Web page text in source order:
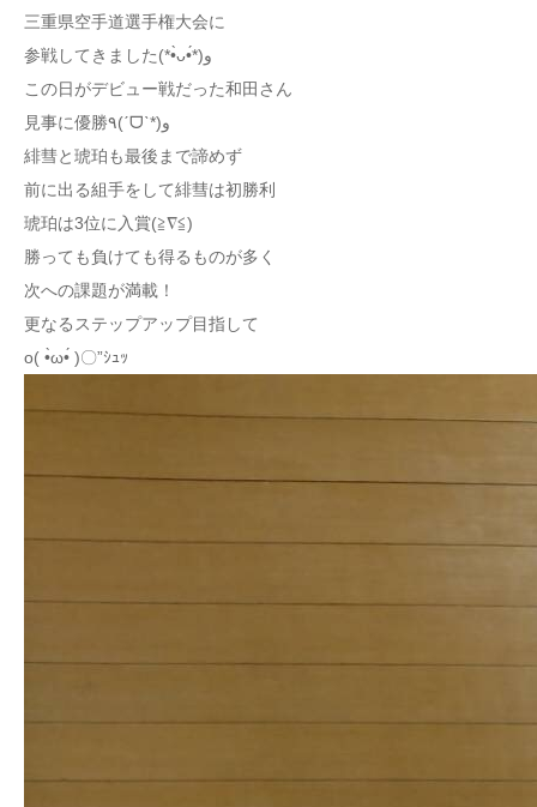
三重県空手道選手権大会に
参戦してきました(*•̀ᴗ•́*)و
この日がデビュー戦だった和田さん
見事に優勝٩(ˊᗜˋ*)و
緋彗と琥珀も最後まで諦めず
前に出る組手をして緋彗は初勝利
琥珀は3位に入賞(≧∇≦)
勝っても負けても得るものが多く
次への課題が満載！
更なるステップアップ目指して
o( •̀ω•́ )〇”ｼｭｯ